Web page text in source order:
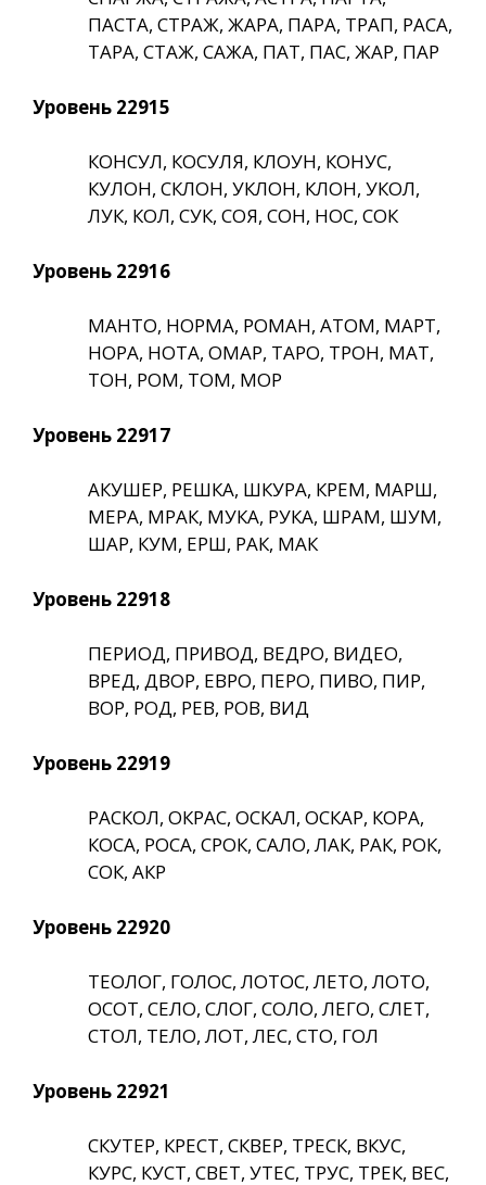
ПАСТА, СТРАЖ, ЖАРА, ПАРА, ТРАП, РАСА,
ТАРА, СТАЖ, САЖА, ПАТ, ПАС, ЖАР, ПАР
Уровень 22915
КОНСУЛ, КОСУЛЯ, КЛОУН, КОНУС,
КУЛОН, СКЛОН, УКЛОН, КЛОН, УКОЛ,
ЛУК, КОЛ, СУК, СОЯ, СОН, НОС, СОК
Уровень 22916
МАНТО, НОРМА, РОМАН, АТОМ, МАРТ,
НОРА, НОТА, ОМАР, ТАРО, ТРОН, МАТ,
ТОН, РОМ, ТОМ, МОР
Уровень 22917
АКУШЕР, РЕШКА, ШКУРА, КРЕМ, МАРШ,
МЕРА, МРАК, МУКА, РУКА, ШРАМ, ШУМ,
ШАР, КУМ, ЕРШ, РАК, МАК
Уровень 22918
ПЕРИОД, ПРИВОД, ВЕДРО, ВИДЕО,
ВРЕД, ДВОР, ЕВРО, ПЕРО, ПИВО, ПИР,
ВОР, РОД, РЕВ, РОВ, ВИД
Уровень 22919
РАСКОЛ, ОКРАС, ОСКАЛ, ОСКАР, КОРА,
КОСА, РОСА, СРОК, САЛО, ЛАК, РАК, РОК,
СОК, АКР
Уровень 22920
ТЕОЛОГ, ГОЛОС, ЛОТОС, ЛЕТО, ЛОТО,
ОСОТ, СЕЛО, СЛОГ, СОЛО, ЛЕГО, СЛЕТ,
СТОЛ, ТЕЛО, ЛОТ, ЛЕС, СТО, ГОЛ
Уровень 22921
СКУТЕР, КРЕСТ, СКВЕР, ТРЕСК, ВКУС,
КУРС, КУСТ, СВЕТ, УТЕС, ТРУС, ТРЕК, ВЕС,